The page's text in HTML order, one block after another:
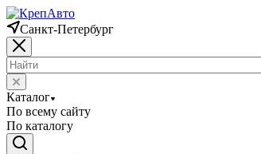
Санкт-Петербург
Каталог
По всему сайту
По каталогу